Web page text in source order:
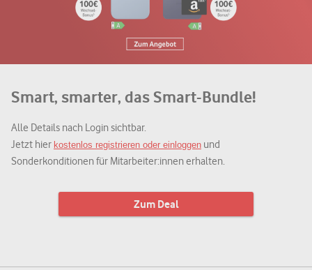
Smart, smarter, das Smart-Bundle!
Alle Details nach Login sichtbar.
Jetzt hier kostenlos registrieren oder einloggen und
Sonderkonditionen für Mitarbeiter:innen erhalten.
Zum Deal